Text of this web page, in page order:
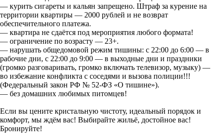
— курить сигареты и кальян запрещено. Штраф за курение на
территории квартиры — 2000 рублей и не возврат
обеспечительного платежа.
— квартира не сдаётся под мероприятия любого формата!
— ограничение по возрасту — 23+.
— нарушать общедомовой режим тишины: с 22:00 до 6:00 — в
рабочие дни, с 22:00 до 9:00 — в выходные дни и праздники
(громко разговаривать, громко включать телевизор, музыку) —
во избежание конфликта с соседями и вызова полиции!!!
(Федеральный закон РФ № 52-ФЗ «О тишине»).
— без домашних любимых питомцев!
Если вы цените кристальную чистоту, идеальный порядок и
комфорт, мы ждём вас! Выбирайте жильё, достойное вас!
Бронируйте!